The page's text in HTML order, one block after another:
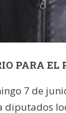
PARA EL
7 de
diputados